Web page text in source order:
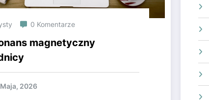
0 Komentarze
magnetyczny
2026